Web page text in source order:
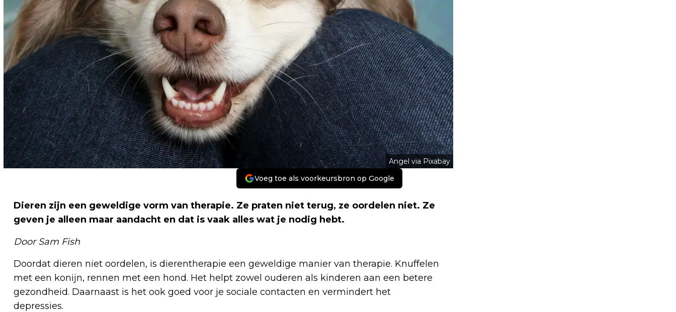
Angel via Pixabay
Voeg toe als voorkeursbron op Google
Dieren zijn een geweldige vorm van therapie. Ze praten niet terug, ze oordelen niet. Ze
geven je alleen maar aandacht en dat is vaak alles wat je nodig hebt.
Door Sam Fish
Doordat dieren niet oordelen, is dierentherapie een geweldige manier van therapie. Knuffelen
met een konijn, rennen met een hond. Het helpt zowel ouderen als kinderen aan een betere
gezondheid. Daarnaast is het ook goed voor je sociale contacten en vermindert het
depressies.